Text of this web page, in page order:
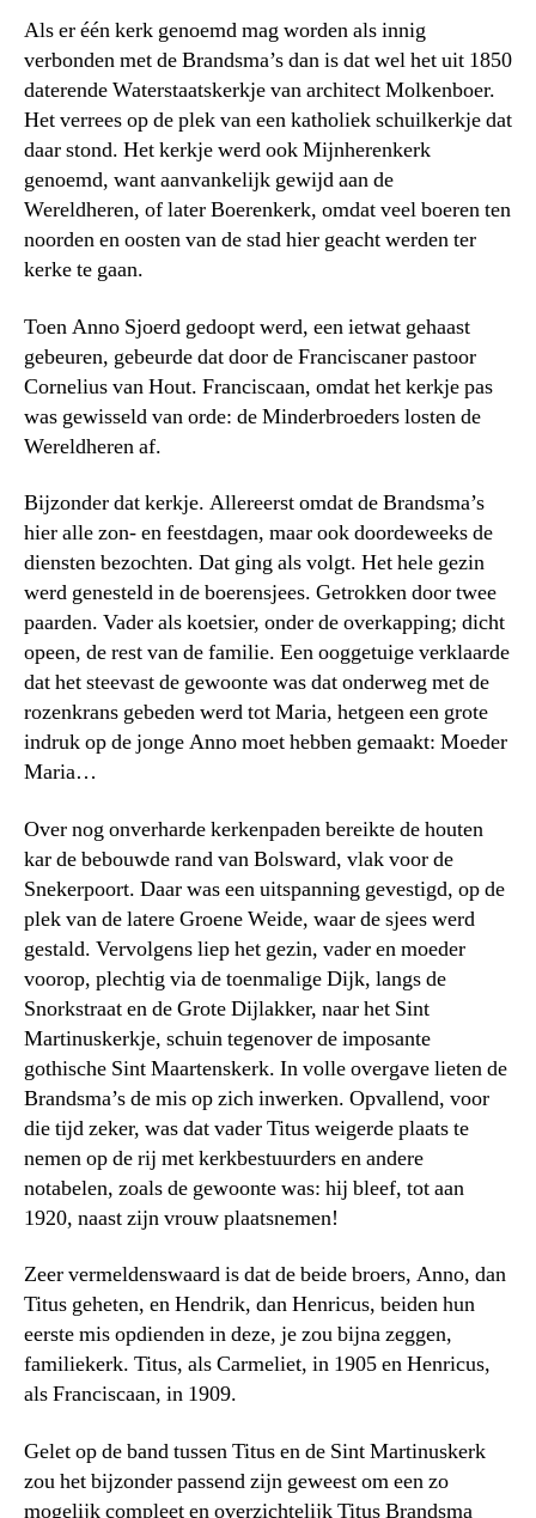
Als er één kerk genoemd mag worden als innig
verbonden met de Brandsma’s dan is dat wel het uit 1850
daterende Waterstaatskerkje van architect Molkenboer.
Het verrees op de plek van een katholiek schuilkerkje dat
daar stond. Het kerkje werd ook Mijnherenkerk
genoemd, want aanvankelijk gewijd aan de
Wereldheren, of later Boerenkerk, omdat veel boeren ten
noorden en oosten van de stad hier geacht werden ter
kerke te gaan.
Toen Anno Sjoerd gedoopt werd, een ietwat gehaast
gebeuren, gebeurde dat door de Franciscaner pastoor
Cornelius van Hout. Franciscaan, omdat het kerkje pas
was gewisseld van orde: de Minderbroeders losten de
Wereldheren af.
Bijzonder dat kerkje. Allereerst omdat de Brandsma’s
hier alle zon- en feestdagen, maar ook doordeweeks de
diensten bezochten. Dat ging als volgt. Het hele gezin
werd genesteld in de boerensjees. Getrokken door twee
paarden. Vader als koetsier, onder de overkapping; dicht
opeen, de rest van de familie. Een ooggetuige verklaarde
dat het steevast de gewoonte was dat onderweg met de
rozenkrans gebeden werd tot Maria, hetgeen een grote
indruk op de jonge Anno moet hebben gemaakt: Moeder
Maria…
Over nog onverharde kerkenpaden bereikte de houten
kar de bebouwde rand van Bolsward, vlak voor de
Snekerpoort. Daar was een uitspanning gevestigd, op de
plek van de latere Groene Weide, waar de sjees werd
gestald. Vervolgens liep het gezin, vader en moeder
voorop, plechtig via de toenmalige Dijk, langs de
Snorkstraat en de Grote Dijlakker, naar het Sint
Martinuskerkje, schuin tegenover de imposante
gothische Sint Maartenskerk. In volle overgave lieten de
Brandsma’s de mis op zich inwerken. Opvallend, voor
die tijd zeker, was dat vader Titus weigerde plaats te
nemen op de rij met kerkbestuurders en andere
notabelen, zoals de gewoonte was: hij bleef, tot aan
1920, naast zijn vrouw plaatsnemen!
Zeer vermeldenswaard is dat de beide broers, Anno, dan
Titus geheten, en Hendrik, dan Henricus, beiden hun
eerste mis opdienden in deze, je zou bijna zeggen,
familiekerk. Titus, als Carmeliet, in 1905 en Henricus,
als Franciscaan, in 1909.
Gelet op de band tussen Titus en de Sint Martinuskerk
zou het bijzonder passend zijn geweest om een zo
mogelijk compleet en overzichtelijk Titus Brandsma